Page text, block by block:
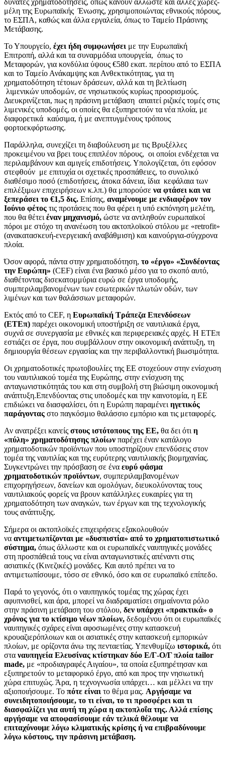
δυνατές χρηματοδοτήσεις, όπως κάνουν άλλωστε και άλλες χώρες-
μέλη της Ευρωπαϊκής Ένωσης, χρησιμοποιώντας εθνικούς πόρους,
το ΕΣΠΑ, καθώς και άλλα εργαλεία, όπως το Ταμείο Πράσινης
Μετάβασης.
Το Υπουργείο, έχει ήδη συμφωνήσει με την Ευρωπαϊκή
Επιτροπή, αλλά και τα συναρμόδια υπουργεία, όπως το
Μεταφορών, για κονδύλια ύψους €580 εκατ. περίπου από το ΕΣΠΑ
και το Ταμείο Ανάκαμψης και Ανθεκτικότητας, για τη
χρηματοδότηση τέτοιων δράσεων, αλλά και τη βελτίωση
λιμενικών υποδομών, σε νησιωτικούς κυρίως προορισμούς.
Διευκρινίζεται, πως η πράσινη μετάβαση απαιτεί ριζικές τομές στις
λιμενικές υποδομές, οι οποίες θα εξυπηρετούν τα νέα πλοία, με
διαφορετικά καύσιμα, ή με ανεπτυγμένους τρόπους
φορτοεκφόρτωσης.
Παράλληλα, συνεχίζει τη διαβούλευση με τις Βρυξέλλες
προκειμένου να βρει τους επιπλέον πόρους, οι οποίοι ενδέχεται να
περιλαμβάνουν και αμιγείς επιδοτήσεις. Υπολογίζεται, ότι εφόσον
στεφθούν με επιτυχία οι σχετικές προσπάθειες, το συνολικό
διαθέσιμο ποσό (επιδοτήσεις, άτοκα δάνεια, ίδια κεφάλαια των
επιλέξιμων επιχειρήσεων κ.λπ.) θα μπορούσε να φτάσει και να
ξεπεράσει το €1,5 δις. Επίσης, αναμένουμε με ενδιαφέρον τον
Ιούνιο φέτος τις προτάσεις που θα φέρει η υπό εκπόνηση μελέτη,
που θα θέτειέναν μηχανισμό, ώστε να αντληθούν ευρωπαϊκοί
πόροι με στόχο τη ανανέωση του ακτοπλοϊκού στόλου με «retrofit»
(ανακατασκευή-ενεργειακή αναβάθμιση) και καινούργια-σύγχρονα
πλοία.
Όσον αφορά, πάντα στην χρηματοδότηση, το «έργο» «Συνδέοντας
την Ευρώπη» (CEF) είναι ένα βασικό μέσο για το σκοπό αυτό,
διαθέτοντας δισεκατομμύρια ευρώ σε έργα υποδομής,
συμπεριλαμβανομένων των εσωτερικών πλωτών οδών, των
λιμένων και των θαλάσσιων μεταφορών.
Εκτός από το CEF, η Ευρωπαϊκή Τράπεζα Επενδύσεων
(ΕΤΕπ) παρέχει οικονομική υποστήριξη σε ναυτιλιακά έργα,
συχνά σε συνεργασία με εθνικές και περιφερειακές αρχές. Η ΕΤΕπ
εστιάζει σε έργα, που συμβάλλουν στην οικονομική ανάπτυξη, τη
δημιουργία θέσεων εργασίας και την περιβαλλοντική βιωσιμότητα.
Οι χρηματοδοτικές πρωτοβουλίες της ΕΕ στοχεύουν στην ενίσχυση
του ναυτιλιακού τομέα της Ευρώπης, στην ενίσχυση της
ανταγωνιστικότητάς του και στη συμβολή στη βιώσιμη οικονομική
ανάπτυξη.Επενδύοντας στις υποδομές και την καινοτομία, η ΕΕ
επιδιώκει να διασφαλίσει, ότι η Ευρώπη παραμένειηγετικός
παράγοντας στο παγκόσμιο θαλάσσιο εμπόριο και τις μεταφορές.
Αν ανατρέξει κανείς στους ιστότοπους της ΕΕ, θα δει ότιη
«πύλη» χρηματοδότησης πλοίων παρέχει έναν κατάλογο
χρηματοδοτικών προϊόντων που υποστηρίζουν επενδύσεις στον
τομέα της ναυτιλίας και της ευρύτερης ναυτιλιακής βιομηχανίας.
Συγκεντρώνει την πρόσβαση σε ένα ευρύ φάσμα
χρηματοδοτικών προϊόντων, συμπεριλαμβανομένων
επιχορηγήσεων, δανείων και ομολόγων, διευκολύνοντας τους
ναυτιλιακούς φορείς να βρουν κατάλληλες ευκαιρίες για τη
χρηματοδότηση των αναγκών, των έργων και της τεχνολογικής
τους ανάπτυξης.
Σήμερα οι ακτοπλοϊκές επιχειρήσεις εξακολουθούν
να αντιμετωπίζονται με «δυσπιστία» από το χρηματοπιστωτικό
σύστημα, όπως άλλωστε και οι ευρωπαϊκές ναυπηγικές μονάδες
στη προσπάθειά τους να είναι ανταγωνιστικές απέναντι στις
ασιατικές (Κινεζικές) μονάδες. Και αυτό πρέπει να το
αντιμετωπίσουμε, τόσο σε εθνικό, όσο και σε ευρωπαϊκό επίπεδο.
Παρά το γεγονός, ότι ο ναυπηγικός τομέας της χώρας έχει
αφυπνισθεί, και άρα, μπορεί να διαδραματίσει σημαίνοντα ρόλο
στην πράσινη μετάβαση του στόλου, δεν υπάρχει «πρακτικά» ο
χρόνος για το κτίσιμο νέων πλοίων, δεδομένου ότι οι ευρωπαϊκές
ναυπηγικές σχάρες είναι αφοσιωμένες στην κατασκευή
κρουαζιερόπλοιων και οι ασιατικές στην κατασκευή εμπορικών
πλοίων, με ορίζοντα άνω της πενταετίας. Υπενθυμίζω ιστορικά, ότι
στα ναυπηγεία Ελευσίνας κτίστηκαν δύο Ε/Γ-Ο/Γ πλοία tailor
made, με «προδιαγραφές Αιγαίου», τα οποία εξυπηρέτησαν και
εξυπηρετούν το μεταφορικό έργο, από και προς την νησιωτική
χώρα επιτυχώς. Άρα, η τεχνογνωσία υπάρχει… και μέλλει να την
αξιοποιήσουμε. Το πότε είναι το θέμα μας. Αργήσαμε να
συνειδητοποιήσουμε, το τι είναι, το τι προσφέρει και τι
διασφαλίζει για αυτή τη χώρα η ακτοπλοΐα της. Αλλά επίσης
αργήσαμε να αποφασίσουμε εάν τελικά θέλουμε να
επιταχύνουμε λόγω κλιματικής κρίσης ή να επιβραδύνουμε
λόγω κόστους, την πράσινη μετάβαση.